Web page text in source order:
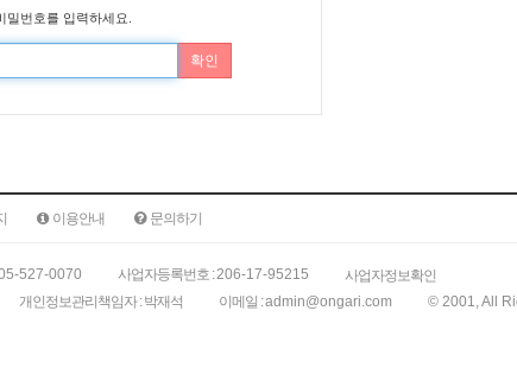
번호를 입력하세요.
확인
이용안내 문의하기
527-0070 사업자등록번호 :206-17-95215
사업자정보확인
개인정보관리책임자 : 박재석 이메일 :admin@ongari.com © 2001, All